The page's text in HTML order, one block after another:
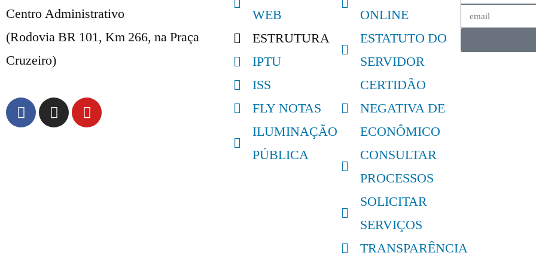
Centro Administrativo
(Rodovia BR 101, Km 266, na Praça
Cruzeiro)
WEB
ESTRUTURA
IPTU
ISS
FLY NOTAS
ILUMINAÇÃO
PÚBLICA
ONLINE
ESTATUTO DO
SERVIDOR
CERTIDÃO
NEGATIVA DE
ECONÔMICO
CONSULTAR
PROCESSOS
SOLICITAR
SERVIÇOS
TRANSPARÊNCIA